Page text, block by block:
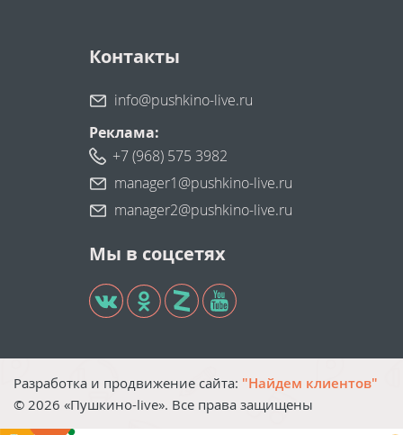
Контакты
info@pushkino-live.ru
Реклама:
+7 (968) 575 3982
manager1@pushkino-live.ru
manager2@pushkino-live.ru
Мы в соцсетях
Разработка и продвижение сайта: "Найдем клиентов"
© 2026 «Пушкино-live». Все права защищены